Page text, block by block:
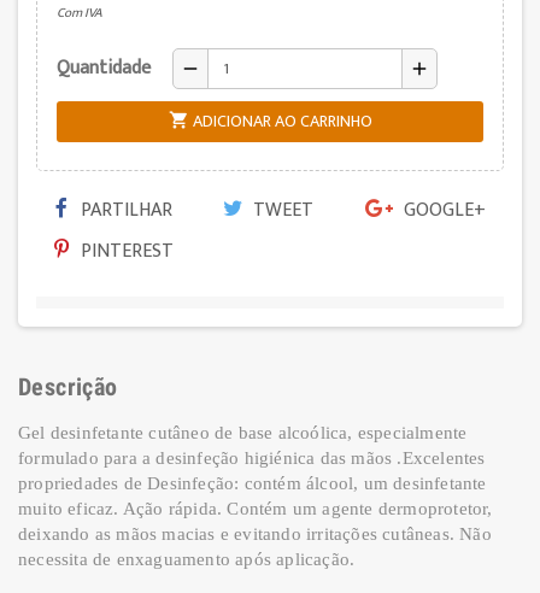
Com IVA
Quantidade remove add
 ADICIONAR AO CARRINHO
PARTILHAR TWEET
GOOGLE+
PINTEREST
Descrição
Gel desinfetante cutâneo de base alcoólica, especialmente
formulado para a desinfeção higiénica das mãos .Excelentes
propriedades de Desinfeção: contém álcool, um desinfetante
muito eficaz. Ação rápida. Contém um agente dermoprotetor,
deixando as mãos macias e evitando irritações cutâneas. Não
necessita de enxaguamento após aplicação.